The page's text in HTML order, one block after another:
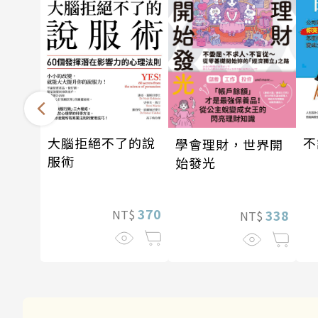
大腦拒絕不了的說
服術
NT$ 370
學會理財，世界開
始發光
NT$ 338